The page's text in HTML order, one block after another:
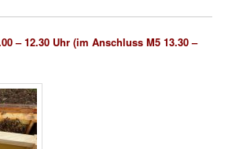
– 12.30 Uhr (im Anschluss M5 13.30 –